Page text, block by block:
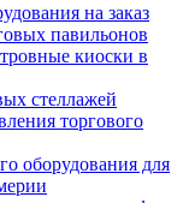
на заказ
павильонов
киоски в
стеллажей
торгового
оборудования для